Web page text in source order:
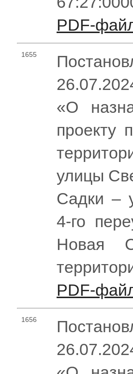
PDF-
1655
«О
проекту
улицы
Садки –
4-го
Новая
PDF-
1656